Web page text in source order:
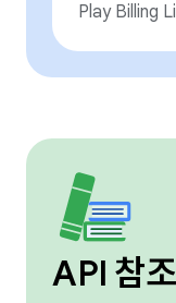
Play Billing
API 참